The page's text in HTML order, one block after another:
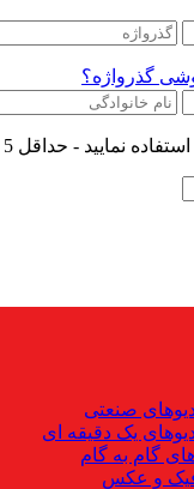
گذرواژه؟
صنعتی
یک دقیقه ای
گام به گام
و عکس